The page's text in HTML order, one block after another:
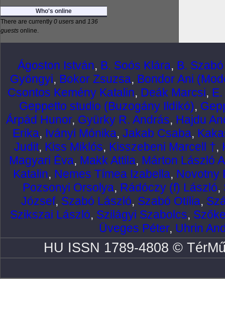
Who's online
There are currently 0 users and 136
guests online.
Ágoston István, B. Soós Klára, B.
Gyöngyi, Bokor Zsuzsa, Bondor Ani
Csontos Kemény Katalin, Deák Marcsi,
Geppetto studio (Buzogány Ildikó),
Árpád Hunor, Gyürky R. András, Hajdu
Erika, Iványi Mónika, Jakab Csaba,
Judit, Kiss Miklós, Kisszebeni Marcell †,
Magyari Éva, Makk Attila, Márton László
Katalin, Nemes Tímea Izabella, Novotny
Pozsonyi Orsolya, Rádóczy (f) László,
József, Szabó László, Szabó Otília,
Szikszai László, Szilágyi Szabolcs,
Üveges Péter, Uhrin
HU ISSN 1789-4808 ©